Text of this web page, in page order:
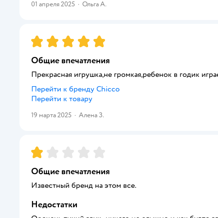
01 апреля 2025 · Ольга А.
Рейтинг:5
Общие впечатления
Прекрасная игрушка,не громкая,ребенок в годик
Перейти к бренду Chicco
Перейти к товару
19 марта 2025 · Алена З.
Рейтинг:1
Общие впечатления
Известный бренд на этом все.
Недостатки